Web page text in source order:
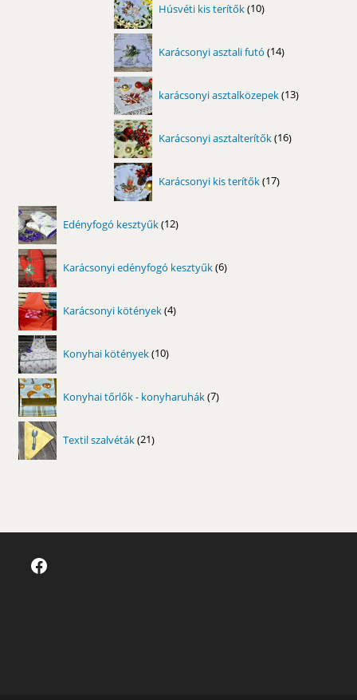
Húsvéti kis terítők 10
termék
Karácsonyi asztali futó 14
termék
karácsonyi asztalközepek 13
termék
Karácsonyi asztalterítők 16
termék
Karácsonyi kis terítők 17
termék
Edényfogó kesztyűk 12
termék
Karácsonyi edényfogó kesztyűk 6
termék
Karácsonyi kötények 4
termék
Konyhai kötények 10
termék
Konyhai tőrlők - konyharuhák 7
termék
Textil szalvéták 21
termék
Facebook